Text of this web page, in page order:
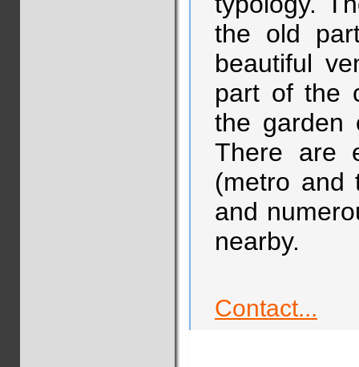
the old
beautiful
part of the
the garden
There are
(metro and
and
nearby.
Contact...